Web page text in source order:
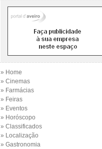
» Home
» Cinemas
» Farmácias
» Feiras
» Eventos
» Horóscopo
» Classificados
» Localização
» Gastronomia